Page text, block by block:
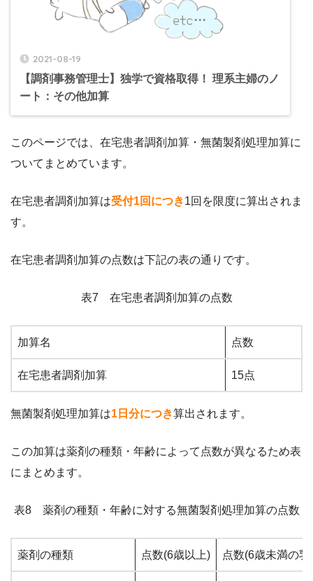
2021-08-19
【調剤事務管理士】独学で資格取得！ 理系主婦のノ
ート：その他加算
このページでは、在宅患者調剤加算・無菌製剤処理加算に
ついてまとめています。
在宅患者調剤加算は受付1回につき1回を限度に算出されま
す。
在宅患者調剤加算の点数は下記の表の通りです。
表7 在宅患者調剤加算の点数
加算名 点数
在宅患者調剤加算 15点
無菌製剤処理加算は1日分につき算出されます。
この加算は薬剤の種類・年齢によって点数が異なるため表
にまとめます。
表8 薬剤の種類・年齢に対する無菌製剤処理加算の点数
薬剤の種類 点数(6歳以上) 点数(6歳未満の乳